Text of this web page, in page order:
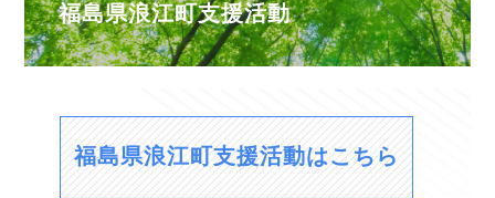
福島県浪江町支援活動
福島県浪江町支援活動はこちら